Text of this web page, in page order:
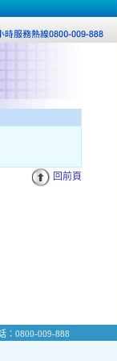
回前頁
：0800-009-888